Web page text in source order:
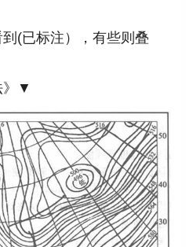
(已标注），有些则叠
》▼